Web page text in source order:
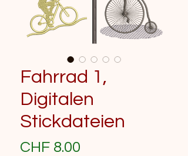
Fahrrad 1,
Digitalen
Stickdateien
CHF 8.00